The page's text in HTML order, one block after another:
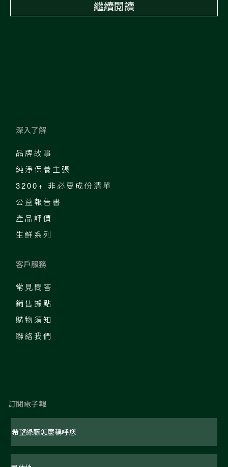
繼續閱讀
深入了解
品牌故事
純淨保養主張
3200+ 非必要成份清單
公益報告書
產品評價
生鮮系列
客戶服務
常見問答
銷售據點
購物須知
聯絡我們
訂閱電子報